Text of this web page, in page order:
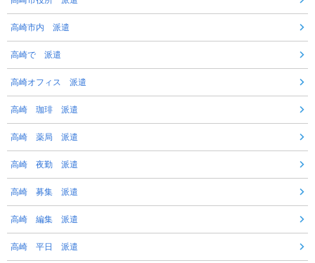
高崎市内 派遣
高崎で 派遣
高崎オフィス 派遣
高崎 珈琲 派遣
高崎 薬局 派遣
高崎 夜勤 派遣
高崎 募集 派遣
高崎 編集 派遣
高崎 平日 派遣